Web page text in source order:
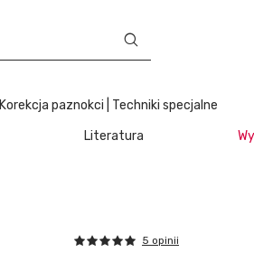
Korekcja paznokci | Techniki specjalne
Literatura
5 opinii